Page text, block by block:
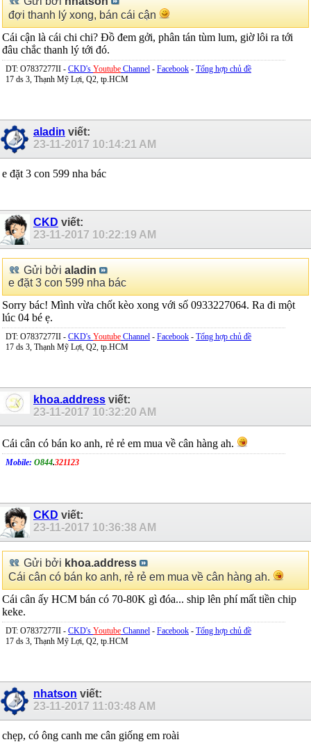
đợi thanh lý xong, bán cái cận
Cái cận là cái chi chi? Đồ đem gởi, phân tán tùm lum, giờ lôi ra tới
đâu chắc thanh lý tới đó.
DT: O7837277II - CKD's Youtube Channel - Facebook - Tổng hợp chủ đề
17 ds 3, Thạnh Mỹ Lợi, Q2, tp.HCM
aladin viết:
23-11-2017 10:14:21 AM
e đặt 3 con 599 nha bác
CKD viết:
23-11-2017 10:22:19 AM
Gửi bởi aladin
e đặt 3 con 599 nha bác
Sorry bác! Mình vừa chốt kèo xong với số 0933227064. Ra đi một
lúc 04 bé ẹ.
DT: O7837277II - CKD's Youtube Channel - Facebook - Tổng hợp chủ đề
17 ds 3, Thạnh Mỹ Lợi, Q2, tp.HCM
khoa.address viết:
23-11-2017 10:32:20 AM
Cái cân có bán ko anh, rẻ rẻ em mua về cân hàng ah.
Mobile: O844.321123
CKD viết:
23-11-2017 10:36:38 AM
Gửi bởi khoa.address
Cái cân có bán ko anh, rẻ rẻ em mua về cân hàng ah.
Cái cân ấy HCM bán có 70-80K gì đóa... ship lên phí mất tiền chip
keke.
DT: O7837277II - CKD's Youtube Channel - Facebook - Tổng hợp chủ đề
17 ds 3, Thạnh Mỹ Lợi, Q2, tp.HCM
nhatson viết:
23-11-2017 11:03:48 AM
chẹp, có ông canh me cân giống em roài